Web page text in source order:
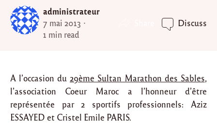
administrateur
7 mai 2013
1 min read
Discuss
A l’occasion du 29ème Sultan Marathon des Sables,
l’association Coeur Maroc a l’honneur d’être
représentée par 2 sportifs professionnels: Aziz
ESSAYED et Cristel Emile PARIS.